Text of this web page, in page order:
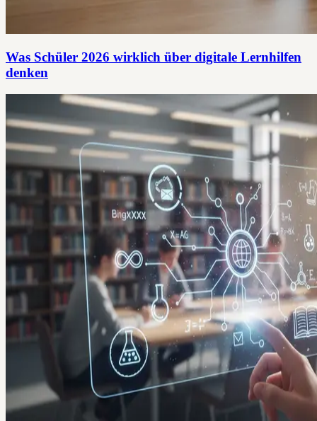
Was Schüler 2026 wirklich über digitale Lernhilfen
denken